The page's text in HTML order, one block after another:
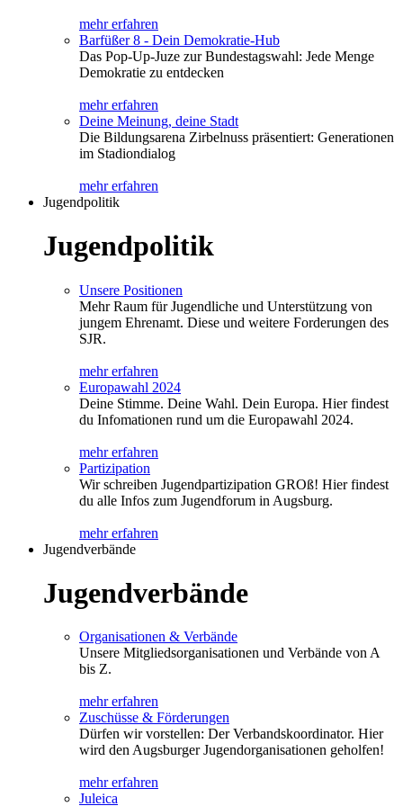
mehr erfahren
Barfüßer 8 - Dein Demokratie-Hub
Das Pop-Up-Juze zur Bundestagswahl: Jede Menge
Demokratie zu entdecken
mehr erfahren
Deine Meinung, deine Stadt
Die Bildungsarena Zirbelnuss präsentiert: Generationen
im Stadiondialog
mehr erfahren
Jugendpolitik
Jugendpolitik
Unsere Positionen
Mehr Raum für Jugendliche und Unterstützung von
jungem Ehrenamt. Diese und weitere Forderungen des
SJR.
mehr erfahren
Europawahl 2024
Deine Stimme. Deine Wahl. Dein Europa. Hier findest
du Infomationen rund um die Europawahl 2024.
mehr erfahren
Partizipation
Wir schreiben Jugendpartizipation GROß! Hier findest
du alle Infos zum Jugendforum in Augsburg.
mehr erfahren
Jugendverbände
Jugendverbände
Organisationen & Verbände
Unsere Mitgliedsorganisationen und Verbände von A
bis Z.
mehr erfahren
Zuschüsse & Förderungen
Dürfen wir vorstellen: Der Verbandskoordinator. Hier
wird den Augsburger Jugendorganisationen geholfen!
mehr erfahren
Juleica